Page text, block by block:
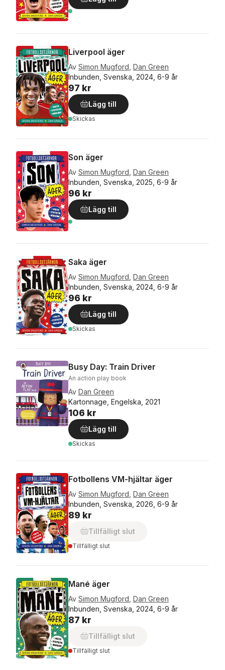
Liverpool äger
Av Simon Mugford Dan Green
Inbunden, Svenska, 2024, 6-9 år
97 kr
Lägg till
Skickas
Son äger
Av Simon Mugford Dan Green
Inbunden, Svenska, 2025, 6-9 år
96 kr
Lägg till
Saka äger
Av Simon Mugford Dan Green
Inbunden, Svenska, 2024, 6-9 år
96 kr
Lägg till
Skickas
Busy Day: Train Driver
An action play book
Av Dan Green
Kartonnage, Engelska, 2021
106 kr
Lägg till
Skickas
Fotbollens VM-hjältar äger
Av Simon Mugford Dan Green
Inbunden, Svenska, 2026, 6-9 år
89 kr
Tillfälligt slut
Tillfälligt slut
Mané äger
Av Simon Mugford Dan Green
Inbunden, Svenska, 2024, 6-9 år
87 kr
Tillfälligt slut
Tillfälligt slut